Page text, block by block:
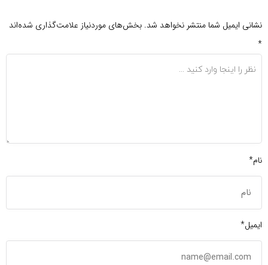
نشانی ایمیل شما منتشر نخواهد شد. بخش‌های موردنیاز علامت‌گذاری شده‌اند
*
نام*
ایمیل*